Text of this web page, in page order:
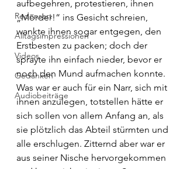
Redensart
Alltagsimpressionen
Videos
Gedanken
Audiobeiträge
aufbegehren, protestieren, ihnen
„Mörder!“ ins Gesicht schreien,
wankte ihnen sogar entgegen, den
Erstbesten zu packen; doch der
sprayte ihn einfach nieder, bevor er
noch den Mund aufmachen konnte.
Was war er auch für ein Narr, sich mit
ihnen anzulegen, totstellen hätte er
sich sollen von allem Anfang an, als
sie plötzlich das Abteil stürmten und
alle erschlugen. Zitternd aber war er
aus seiner Nische hervorgekommen